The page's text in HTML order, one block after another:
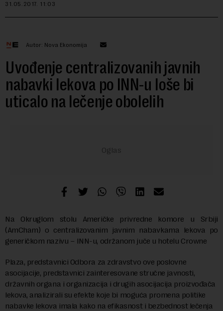
31.05.2017. 11:03
Autor: Nova Ekonomija
Uvođenje centralizovanih javnih
nabavki lekova po INN-u loše bi
uticalo na lečenje obolelih
Na Okruglom stolu Američke privredne komore u Srbiji
(AmCham) o centralizovanim javnim nabavkama lekova po
generičkom nazivu – INN-u, održanom juče u hotelu Crowne
Plaza, predstavnici Odbora za zdravstvo ove poslovne
asocijacije, predstavnici zainteresovane stručne javnosti,
državnih organa i organizacija i drugih asocijacija proizvođača
lekova, analizirali su efekte koje bi moguća promena politike
nabavke lekova imala kako na efikasnost i bezbednost lečenja